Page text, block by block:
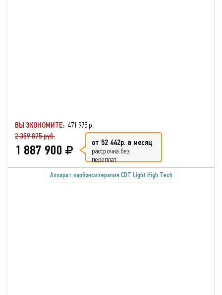
ВЫ ЭКОНОМИТЕ: 471 975 р.
2 359 875 руб.
1 887 900 от 52 442р. в месяц
рассрочка без
переплат
Аппарат карбокситерапия CDT Light High Tech